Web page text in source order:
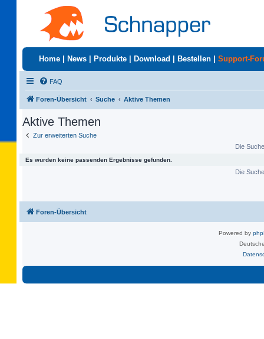
Home News Produkte Download Bestellen Support-
FAQ
Foren-Übersicht Suche Aktive Themen
Aktive Themen
Zur erweiterten Suche
Die
Es wurden keine passenden Ergebnisse gefunden.
Die
Foren-Übersicht
Powered by